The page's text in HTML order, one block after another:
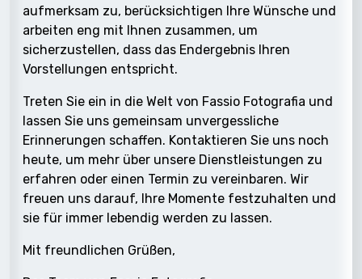
aufmerksam zu, berücksichtigen Ihre Wünsche und
arbeiten eng mit Ihnen zusammen, um
sicherzustellen, dass das Endergebnis Ihren
Vorstellungen entspricht.
Treten Sie ein in die Welt von Fassio Fotografia und
lassen Sie uns gemeinsam unvergessliche
Erinnerungen schaffen. Kontaktieren Sie uns noch
heute, um mehr über unsere Dienstleistungen zu
erfahren oder einen Termin zu vereinbaren. Wir
freuen uns darauf, Ihre Momente festzuhalten und
sie für immer lebendig werden zu lassen.
Mit freundlichen Grüßen,